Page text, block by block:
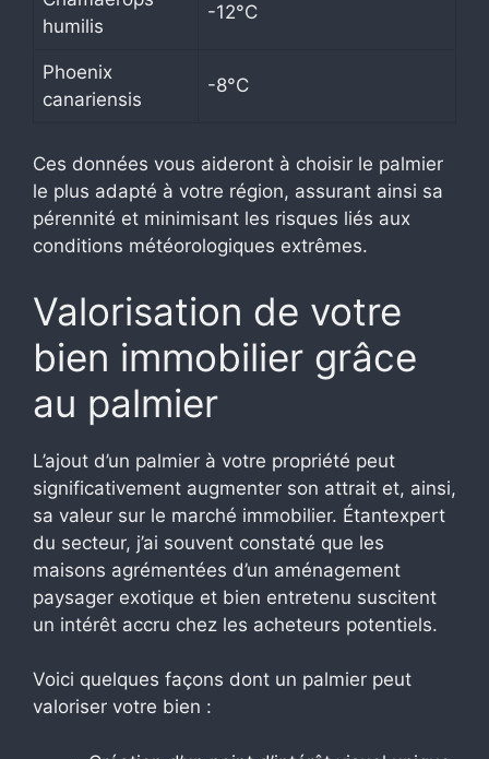
humilis
-12°C
Phoenix
canariensis
-8°C
Ces données vous aideront à choisir le palmier
le plus adapté à votre région, assurant ainsi sa
pérennité et minimisant les risques liés aux
conditions météorologiques extrêmes.
Valorisation de votre
bien immobilier grâce
au palmier
L’ajout d’un palmier à votre propriété peut
significativement augmenter son attrait et, ainsi,
sa valeur sur le marché immobilier. Étantexpert
du secteur, j’ai souvent constaté que les
maisons agrémentées d’un aménagement
paysager exotique et bien entretenu suscitent
un intérêt accru chez les acheteurs potentiels.
Voici quelques façons dont un palmier peut
valoriser votre bien :